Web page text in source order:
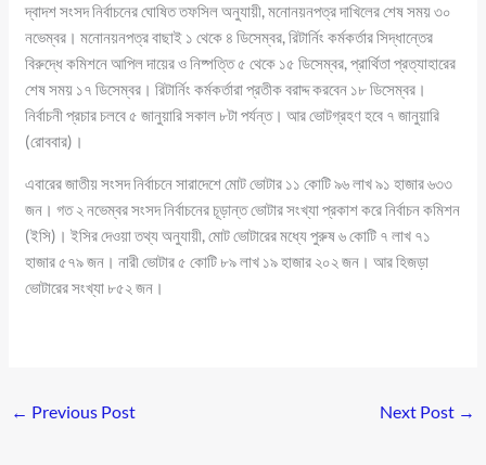
দ্বাদশ সংসদ নির্বাচনের ঘোষিত তফসিল অনুযায়ী, মনোনয়নপত্র দাখিলের শেষ সময় ৩০
নভেম্বর। মনোনয়নপত্র বাছাই ১ থেকে ৪ ডিসেম্বর, রিটার্নিং কর্মকর্তার সিদ্ধান্তের
বিরুদ্ধে কমিশনে আপিল দায়ের ও নিষ্পত্তি ৫ থেকে ১৫ ডিসেম্বর, প্রার্থিতা প্রত্যাহারের
শেষ সময় ১৭ ডিসেম্বর। রিটার্নিং কর্মকর্তারা প্রতীক বরাদ্দ করবেন ১৮ ডিসেম্বর।
নির্বাচনী প্রচার চলবে ৫ জানুয়ারি সকাল ৮টা পর্যন্ত। আর ভোটগ্রহণ হবে ৭ জানুয়ারি
(রোববার)।
এবারের জাতীয় সংসদ নির্বাচনে সারাদেশে মোট ভোটার ১১ কোটি ৯৬ লাখ ৯১ হাজার ৬৩৩
জন। গত ২ নভেম্বর সংসদ নির্বাচনের চূড়ান্ত ভোটার সংখ্যা প্রকাশ করে নির্বাচন কমিশন
(ইসি)। ইসির দেওয়া তথ্য অনুযায়ী, মোট ভোটারের মধ্যে পুরুষ ৬ কোটি ৭ লাখ ৭১
হাজার ৫৭৯ জন। নারী ভোটার ৫ কোটি ৮৯ লাখ ১৯ হাজার ২০২ জন। আর হিজড়া
ভোটারের সংখ্যা ৮৫২ জন।
← Previous Post Next Post →